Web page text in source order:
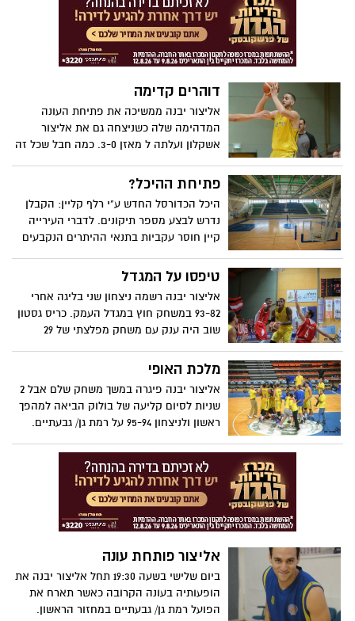
דוהרים קדימה
אליצור יבנה ממשיכה את פתיחת העונה
המדהימה שלה כשניצחה גם את אליצור
אשקלון ועלתה ל מאזן 3-0. כמה חבל שכל זה
שלישי- משחק בית (ברמלה) מול הוד השרון
פתיחת ההיכל?
היכל הכדורסל החדש ע"י רלף קליין: הקבלן
נדרש לבצע מספר תיקונים. לדברי העירייה
קיין חוסר עקביות בתנאי ההיתרים הנקבעים
טיפסו על המגדל
אליצור יבנה רשמה ניצחון שני בליגה אחרי
93-82 במשחק חוץ במגדל העמק. כריס גסטון
שוב היה ענק עם משחק מפלצתי של 29
(19:30) מפגש מול אליצור אשקלון ברמלה
מלכת האופי
אליצור יבנה פיגרה במשך משחק שלם אבל 2
שניות לסיום קליעה של בולוק הביאה למהפך
ראשון ולניצחון 95-94 על רמת גן/ גבעתיים.
העמק. בהצלחה
אליצור פותחת עונה
ביום שלישי בשעה 19:30 תחל אליצור יבנה את
הופעותיה בעונה הקרובה כאשר תארח את
הפועל רמת גן/ גבעתיים במחזור הראשון.